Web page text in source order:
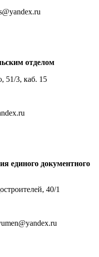
отделом
51/3, каб. 15
единого документного
40/1